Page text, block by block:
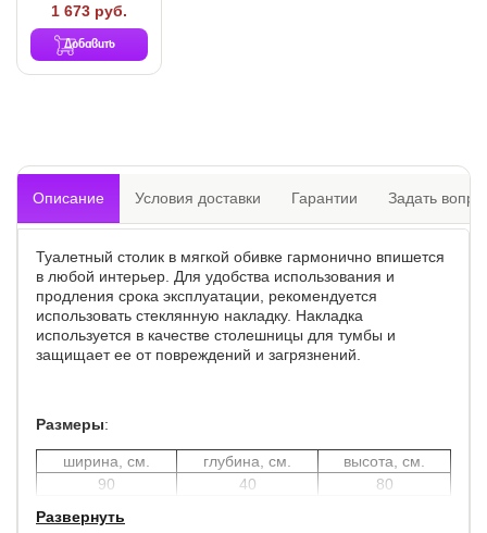
1 673 руб.
Добавить
Описание Условия доставки Гарантии Задать
Туалетный столик в мягкой обивке гармонично впишется
в любой интерьер. Для удобства использования и
продления срока эксплуатации, рекомендуется
использовать стеклянную накладку. Накладка
используется в качестве столешницы для тумбы и
защищает ее от повреждений и загрязнений.
Размеры:
ширина, см. глубина, см.
высота, см.
90
40 80
Развернуть